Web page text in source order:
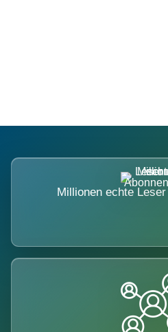
Millionen echte